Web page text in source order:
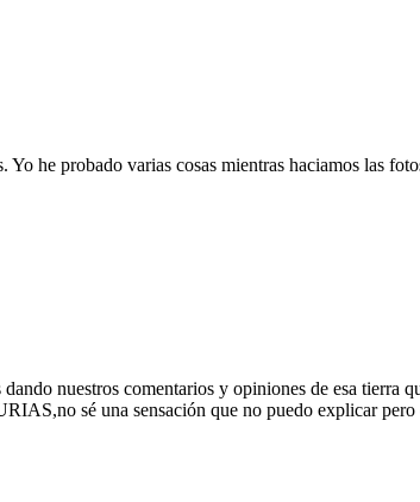
he probado varias cosas mientras haciamos las
nuestros comentarios y opiniones de esa tierra
sé una sensación que no puedo explicar pero